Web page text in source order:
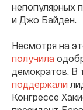
непопулярных
и Джо Байден.
Несмотря на
получила
демократов. В
поддержали
Конгрессе